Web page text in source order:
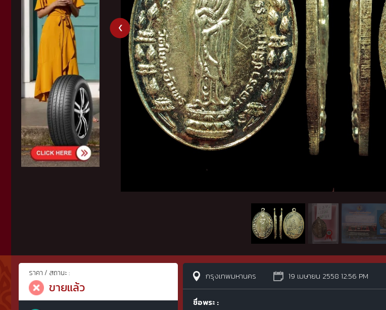
ราคา / สถานะ :
ขายแล้ว
กรุงเทพมหานคร 19 เมษายน 2558 12:56 PM
ชื่อพระ :